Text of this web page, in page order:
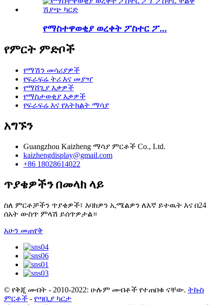
የማስተዋወቂያ ወረቀት ፖስተር ፖ...
የምርት ምድቦች
የማሽን መሳሪያዎች
የፍራፍሬ ትሪ እና መያዣ
የማሸጊያ እቃዎች
የማስታወቂያ እቃዎች
የፍራፍሬ እና የአትክልት ማሳያ
አግኙን
Guangzhou Kaizheng ማሳያ ምርቶች Co., Ltd.
kaizhengdisplay@gmail.com
+86 18028614022
ጥያቄዎችን በመላክ ላይ
ስለ ምርቶቻችን ጥያቄዎች፣ እባክዎን ኢሜልዎን ለእኛ ይተዉት እና በ24
ሰአት ውስጥ ምላሽ ይሰጥዎታል።
አሁን መጠየቅ
© የቅጂ መብት - 2010-2022: ሁሉም መብቶች የተጠበቁ ናቸው. ትኩስ
ምርቶች - የጣቢያ ካርታ